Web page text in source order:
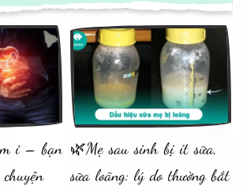
ỉ – bạn 🌿Mẹ sau sinh bị ít sữa,
sữa loãng: lý do thường bắt